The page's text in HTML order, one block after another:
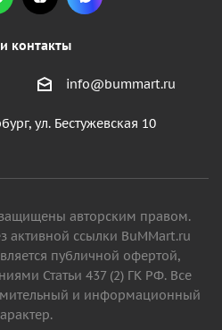
контакты
info@bummart.ru
ул. Бестужевская 10
авторским правом.
активной ссылки BuMMart.ru
публичной офертой,
Статьи 437 (2) ГК РФ. Все
и информационный